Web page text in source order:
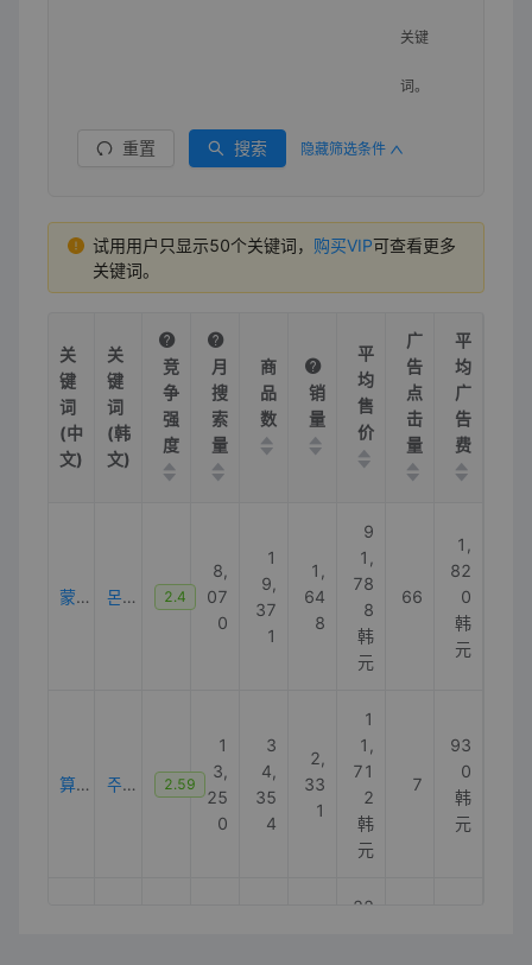
关键
词。
重置 搜索 隐藏筛选条件
试用用户只显示50个关键词， 购买VIP可查看更多
关键词。
关
键
词
(中
文)
关
键
词
(韩
文)
竞
争
强
度
月
搜
索
量
商
品
数
销
量
平
均
售
价
广
告
点
击
量
平
均
广
告
费
蒙泰索里教区 몬테소리교구 2.4
8,
07
0
1
9,
37
1
1,
64
8
9
1,
78
8
韩
元
66
1,
82
0
韩
元
算盘 。 주판 2.59
1
3,
25
0
3
4,
35
4
2,
33
1
1
1,
71
2
韩
元
7
93
0
韩
元
22